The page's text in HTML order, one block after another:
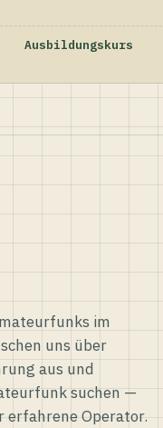
Ausbildungskurs
im
uns über
aus und
suchen —
erfahrene Operator.